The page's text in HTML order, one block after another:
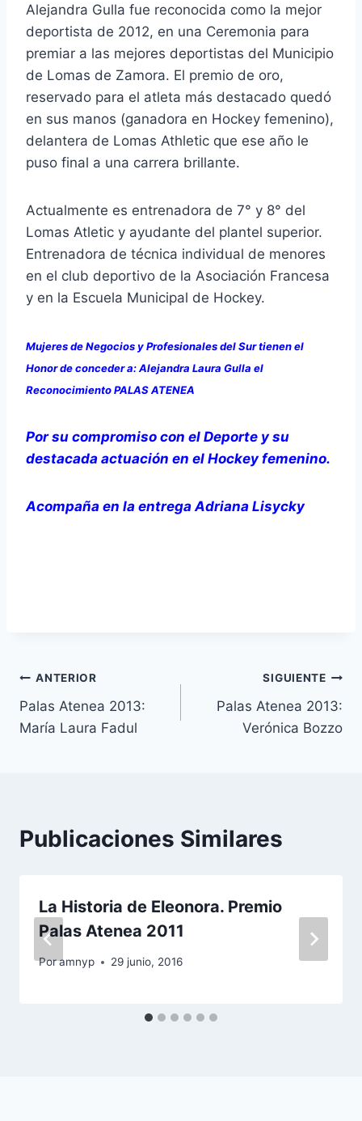
Alejandra Gulla fue reconocida como la mejor
deportista de 2012, en una Ceremonia para
premiar a las mejores deportistas del Municipio
de Lomas de Zamora. El premio de oro,
reservado para el atleta más destacado quedó
en sus manos (ganadora en Hockey femenino),
delantera de Lomas Athletic que ese año le
puso final a una carrera brillante.
Actualmente es entrenadora de 7° y 8° del
Lomas Atletic y ayudante del plantel superior.
Entrenadora de técnica individual de menores
en el club deportivo de la Asociación Francesa
y en la Escuela Municipal de Hockey.
Mujeres de Negocios y Profesionales del Sur tienen el
Honor de conceder a: Alejandra Laura Gulla el
Reconocimiento PALAS ATENEA
Por su compromiso con el Deporte y su
destacada actuación en el Hockey femenino.
Acompaña en la entrega Adriana Lisycky
Navegación
de
ANTERIOR
Palas Atenea 2013:
María Laura Fadul
SIGUIENTE
Palas Atenea 2013:
Verónica Bozzo
Publicaciones Similares
La Historia de Eleonora. Premio
Palas Atenea 2011
Poramnyp 29 junio, 2016